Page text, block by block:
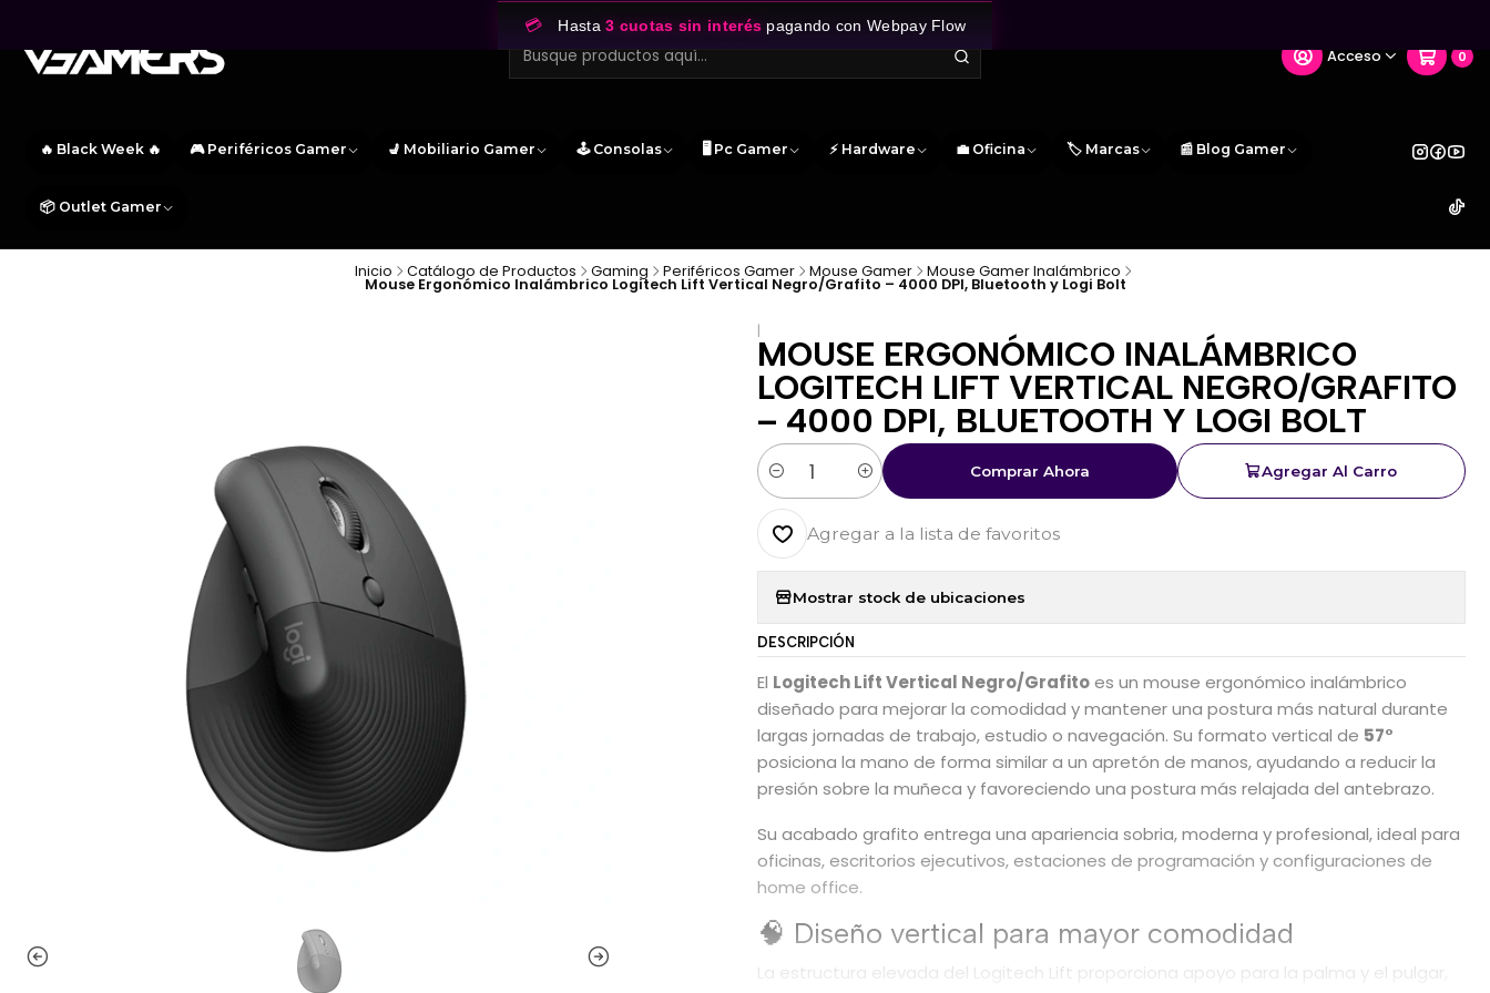
Acceso 0
🔥 Black Week 🔥 🎮 Periféricos Gamer 💺 Mobiliario Gamer 🕹️ Consolas 🖥️ Pc Gamer ⚡ Hardware 💼 Oficina 🏷️ Marcas 📰 Blog Gamer
📦 Outlet Gamer
💳 Hasta3 cuotas sin interés pagando con Webpay Flow
Inicio Catálogo de Productos Gaming Periféricos Gamer Mouse Gamer Mouse Gamer Inalámbrico
Mouse Ergonómico Inalámbrico Logitech Lift Vertical Negro/Grafito – 4000 DPI, Bluetooth y Logi Bolt
|
MOUSE ERGONÓMICO INALÁMBRICO
LOGITECH LIFT VERTICAL NEGRO/GRAFITO
– 4000 DPI, BLUETOOTH Y LOGI BOLT
Cantidad
Agregar Al Carro
Comprar Ahora
Agregar a la lista de favoritos
Mostrar stock de ubicaciones
DESCRIPCIÓN
El Logitech Lift Vertical Negro/Grafitoes un mouse ergonómico inalámbrico
diseñado para mejorar la comodidad y mantener una postura más natural durante
largas jornadas de trabajo, estudio o navegación. Su formato vertical de 57°
posiciona la mano de forma similar a un apretón de manos, ayudando a reducir la
presión sobre la muñeca y favoreciendo una postura más relajada del antebrazo.
Su acabado grafito entrega una apariencia sobria, moderna y profesional, ideal para
oficinas, escritorios ejecutivos, estaciones de programación y configuraciones de
home office.
🧠 Diseño vertical para mayor comodidad
La estructura elevada del Logitech Lift proporciona apoyo para la palma y el pulgar,